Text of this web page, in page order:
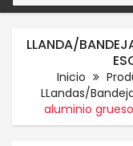
LLANDA/
Inicio
LLandas/
aluminio